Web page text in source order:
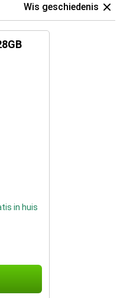
Wis geschiedenis
in huis